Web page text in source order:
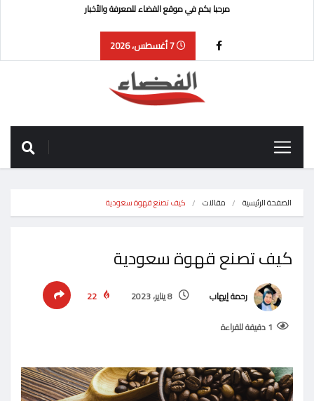
مرحبا بكم في موقع الفضاء للمعرفة والأخبار
الصفحة الرئيسية مقالات كيف تصنع قهوة سعودية
كيف تصنع قهوة سعودية
رحمة إيهاب
1 دقيقة للقراءة